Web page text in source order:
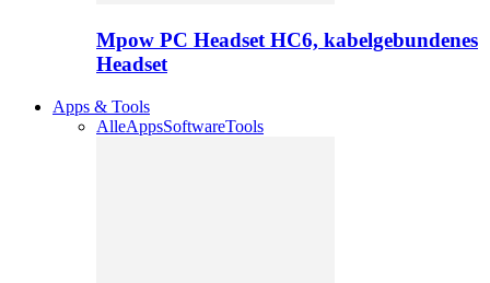
Mpow PC Headset HC6, kabelgebundenes
Headset
Apps & Tools
AlleAppsSoftwareTools